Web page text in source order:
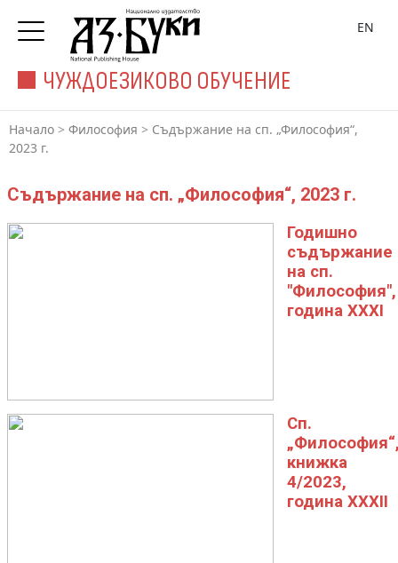
ЧУЖДОЕЗИКОВО ОБУЧЕНИЕ
EN
Начало > Философия > Съдържание на сп. „Философия“,
2023 г.
Съдържание на сп. „Философия“, 2023 г.
Годишно
съдържание
на сп.
"Философия",
година XXXI
Сп.
книжка
4/2023,
година XXXII